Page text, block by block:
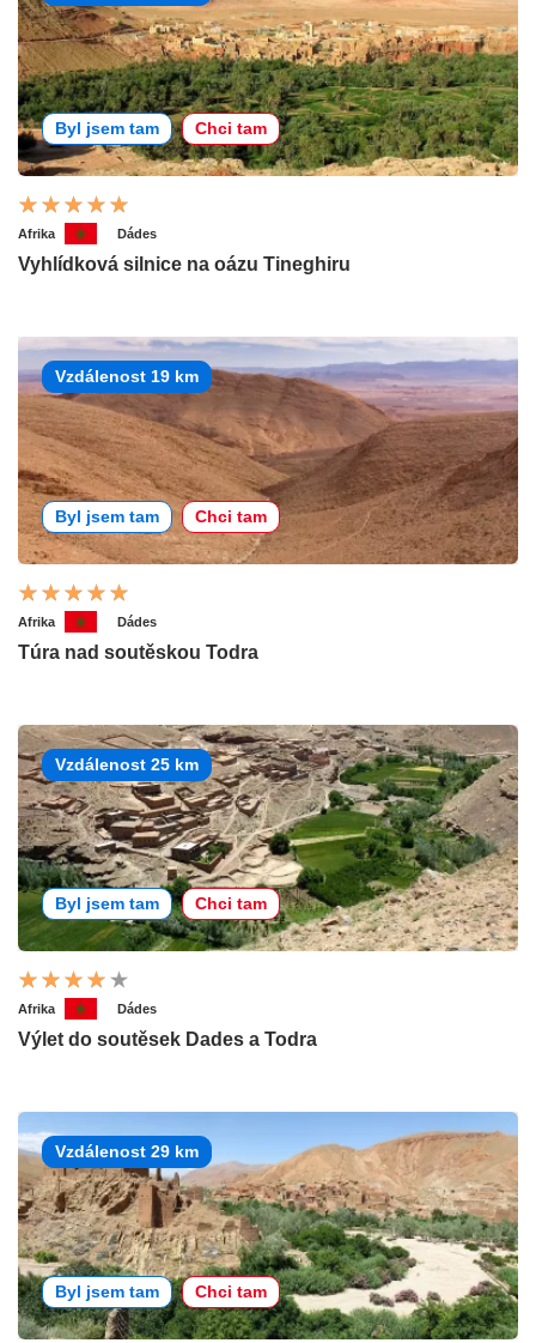
Byl jsem tam Chci tam
Afrika Dádes
Vyhlídková silnice na oázu Tineghiru
Vzdálenost 19 km
Byl jsem tam Chci tam
Afrika Dádes
Túra nad soutěskou Todra
Vzdálenost 25 km
Byl jsem tam Chci tam
Afrika Dádes
Výlet do soutěsek Dades a Todra
Vzdálenost 29 km
Byl jsem tam Chci tam